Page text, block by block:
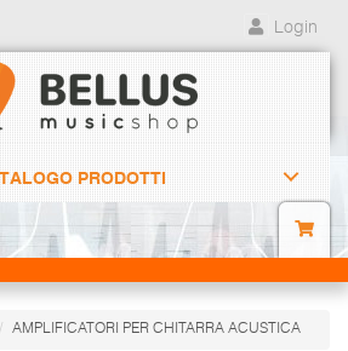
Login
PRODOTTI
AMPLIFICATORI PER CHITARRA ACUSTICA